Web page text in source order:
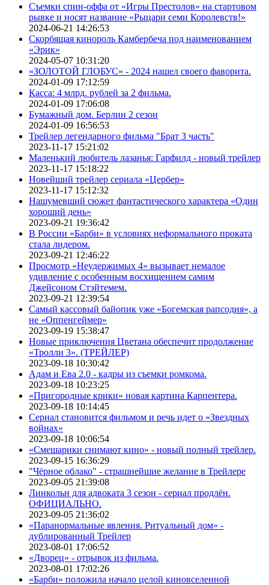
Съемки спин-оффа от «Игры Престолов» на стартовом
рывке и носят название «Рыцари семи Королевств!»
2024-06-21 14:26:53
Скорбящая кинороль Камбербеча под наименованием
«Эрик»
2024-05-07 10:31:20
«ЗОЛОТОЙ ГЛОБУС» - 2024 нашел своего фаворита.
2024-01-09 17:12:59
Касса: 4 млрд. рублей за 2 фильма.
2024-01-09 17:06:08
Бумажный дом. Берлин 2 сезон
2024-01-09 16:56:53
Трейлер легендарного фильма "Брат 3 часть"
2023-11-17 15:21:02
Маленький любитель лазанья: Гарфилд - новый трейлер
2023-11-17 15:18:22
Новейший трейлер сериала «Цербер»
2023-11-17 15:12:32
Нашумевший сюжет фантастического характера «Один
хороший день»
2023-09-21 19:36:42
В России «Барби» в условиях неформального проката
стала лидером.
2023-09-21 12:46:22
Просмотр «Неудержимых 4» вызывает немалое
удивление с особенным восхищением самим
Джейсоном Стэйтемем.
2023-09-21 12:39:54
Самый кассовый байопик уже «Богемская рапсодия», а
не «Оппенгеймер»
2023-09-19 15:38:47
Новые приключения Цветана обеспечит продолжение
«Тролли 3». (ТРЕЙЛЕР)
2023-09-18 10:30:42
Адам и Ева 2.0 - кадры из съемки ромкома.
2023-09-18 10:23:25
«Пригородные крики» новая картина Карпентера.
2023-09-18 10:14:45
Сериал становится фильмом и речь идет о «Звездных
войнах»
2023-09-18 10:06:54
«Смешарики снимают кино» - новый полный трейлер.
2023-09-15 16:36:29
"Чёрное облако" - страшнейшие желание в Трейлере
2023-09-05 21:39:08
Линкольн для адвоката 3 сезон - сериал продлён.
ОФИЦИАЛЬНО.
2023-09-05 21:36:02
«Паранормальные явления. Ритуальный дом» -
дублированный Трейлер
2023-08-01 17:06:52
«Дворец» - отрывок из фильма.
2023-08-01 17:02:26
«Барби» положила начало целой киновселенной